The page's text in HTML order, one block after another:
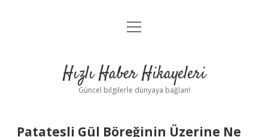
Anasayfa
Yasal Uyarı
menüyü
Hızlı Haber Hikayeleri
Güncel bilgilerle dünyaya bağlan!
Patatesli Gül Böreğinin Üzerine Ne